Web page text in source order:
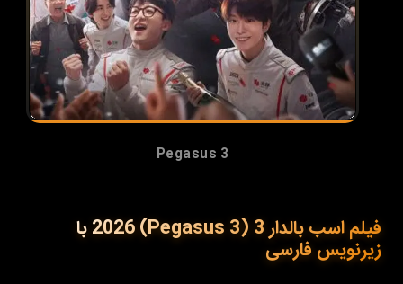
Pegasus 3
فیلم اسب بالدار 3 (Pegasus 3) 2026 با
زیرنویس فارسی